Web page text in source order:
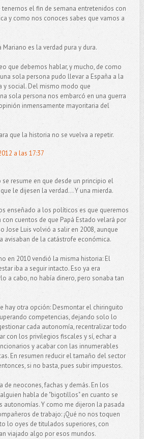
el fin de semana entretenidos con
y como nos conoces sabes que vamos a
Mariano es la verdad pura y dura.
que debemos hablar, y mucho, de como
sola persona pudo llevar a España a la
y social. Del mismo modo que
sola persona nos embarcó en una guerra
inmensamente mayoritaria del
que la historia no se vuelva a repetir.
a las 17:37
se resume en que desde un principio el
le dijesen la verdad... Y una mierda.
enseñado a los políticos es que queremos
cuentos de que Papá Estado velará por
Jose Luis volvió a salir en 2008, aunque
avisaban de la catástrofe económica.
en 2010 vendió la misma historia: El
iba a seguir intacto. Eso ya era
a cabo, no había dinero, pero sonaba tan
hay otra opción: Desmontar el chiringuito
competencias, dejando solo lo
cada autonomía, recentralizar todo
con los privilegios fiscales y sí, echar a
y acabar con las innumerables
En resumen reducir el tamaño del sector
si no basta, pues subir impuestos.
de neocones, fachas y demás. En los
habla de "bigotillos" en cuanto se
autonomías. Y como me dijeron la pasada
de trabajo: ¡Qué no nos toquen
lo oyes de titulados superiores, con
viajado algo por esos mundos.